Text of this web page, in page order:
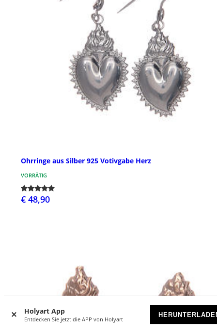
Holyart App
Entdecken Sie jetzt die APP von Holyart
Ohrringe aus Silber 925 Votivgabe Herz
VORRÄTIG
€ 48,90